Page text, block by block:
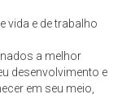
vida e de trabalho
a melhor
desenvolvimento e
em seu meio,